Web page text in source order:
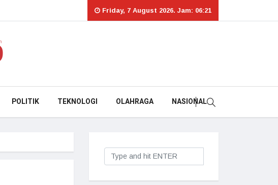
Friday, 7 August 2026. Jam: 06:21
POLITIK TEKNOLOGI OLAHRAGA NASIONAL